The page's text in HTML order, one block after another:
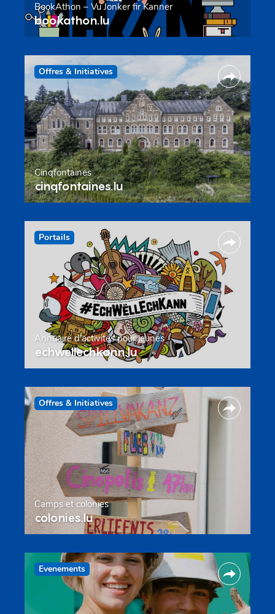
BookAthon – Vu Jonker fir Kanner
bookathon.lu
Offres & Initiatives
Cinqfontaines
cinqfontaines.lu
Portails
Annuaire d’activités pour jeunes
echwellechkann.lu
Offres & Initiatives
Camps et colonies
colonies.lu
Evenements